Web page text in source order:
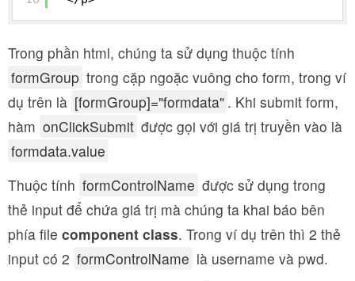
Trong phần html, chúng ta sử dụng thuộc tính
formGroup trong cặp ngoặc vuông cho form, trong ví
dụ trên là [formGroup]="formdata" . Khi submit form,
hàm onClickSubmit được gọi với giá trị truyền vào là
formdata.value
Thuộc tính formControlName được sử dụng trong
thẻ input để chứa giá trị mà chúng ta khai báo bên
phía file component class. Trong ví dụ trên thì 2 thẻ
input có 2 formControlName là username và pwd.